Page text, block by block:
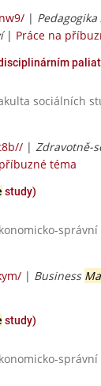
|
| Práce na
sociálních
| Zdravotně-
téma
study)
| Business
study)